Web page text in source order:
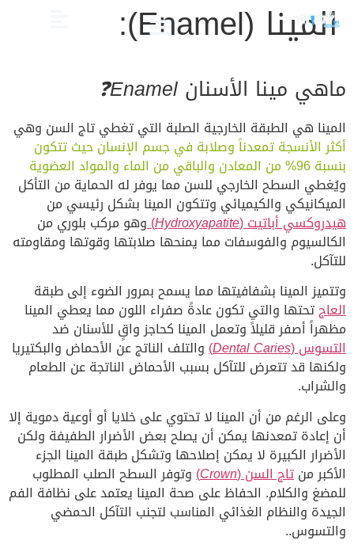
المينا (Enamel):
ماهي مينا الأسنان Enamel❓
المينا هي الطبقة الخارجية الصلبة التي تغطي تاج السن وهي
أكثر الأنسجة تمعدناً وصلابة في جسم الإنسان حيث تتكون
بنسبة 96% من المعادن والباقي من الماء والمواد العضوية
ويُغطي السطح الخارجي للسن مما يوفر له الحماية من التأكل
الميكانيكي والكيميائي وتتكون المينا بشكل رئيسي من
هيدروكسي أباتيت (Hydroxyapatite
)وهو مركب بلوري من
الكالسيوم والفوسفات مما يمنحها صلابتها وقوتها ومقاومته
للتآكل.
وتتميز المينا بشفافيتها مما يسمح بمرور الضوء إلى طبقة
العاجتحتها والتي تكون عادةً صفراء اللون مما يعطي المينا
مظهراً أصفر قليلاً وتعمل المينا كحاجز واقٍ للأسنان ضد
التسوس (Dental Caries
)والتلف الناتج عن الأحماض والبكتيريا
ولكنها قد تتعرض للتآكل بسبب الأحماض الناتجة عن الطعام
والشراب.
وعلى الرغم من أن المينا لا تحتوي على خلايا أو أوعية دموية إلا
أن إعادة تمعدنها يمكن أن يصلح بعض الأضرار الطفيفة ولكن
الأضرار الكبيرة لا يمكن إصلاحها وتشكل طبقة المينا الجزء
الأكبر منتاج السن (Crown
)وتوفر السطح الصلب المطلوب
للمضغ والكلام. الحفاظ على صحة المينا يعتمد على نظافة الفم
الجيدة والنظام الغذائي المناسب لتجنب التآكل الحمضي
والتسوس..